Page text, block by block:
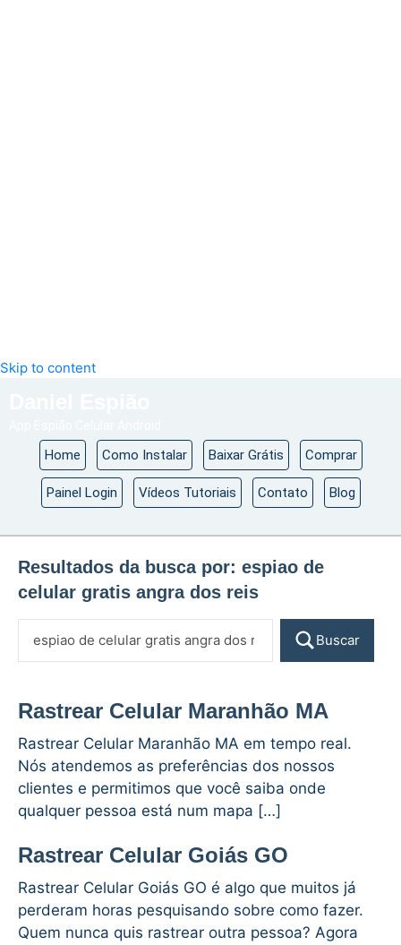
Skip to content
Home Como Instalar Baixar Grátis Comprar
Painel Login Vídeos Tutoriais Contato Blog
Resultados da busca por: espiao de
celular gratis angra dos reis
Buscar
Rastrear Celular Maranhão MA
Rastrear Celular Maranhão MA em tempo real.
Nós atendemos as preferências dos nossos
clientes e permitimos que você saiba onde
qualquer pessoa está num mapa […]
Rastrear Celular Goiás GO
Rastrear Celular Goiás GO é algo que muitos já
perderam horas pesquisando sobre como fazer.
Quem nunca quis rastrear outra pessoa? Agora